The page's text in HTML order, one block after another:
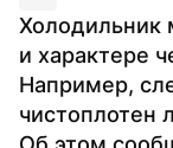
Холодильник
и характере
Например,
чистоплотен